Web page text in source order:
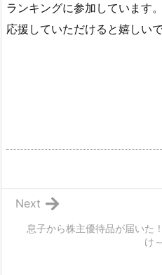
ランキングに参加しています。
応援していただけると嬉しいで
息子から株主優待品が届いた
け
Next